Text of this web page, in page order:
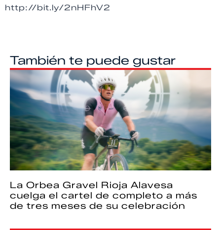
http://bit.ly/2nHFhV2
También te puede gustar
La Orbea Gravel Rioja Alavesa
cuelga el cartel de completo a más
de tres meses de su celebración